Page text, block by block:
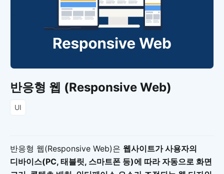
반응형 웹 (Responsive Web)
UI
반응형 웹(Responsive Web)은 웹사이트가 사용자의
디바이스(PC, 태블릿, 스마트폰 등)에 따라 자동으로 화면